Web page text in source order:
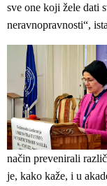
sve one koji žele dati
neravnopravnosti“,
način prevenirali
je, kako kaže, i u